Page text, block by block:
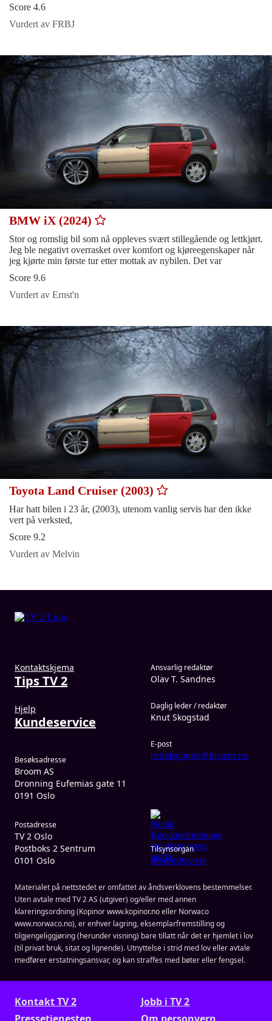
Score 4.6
Vurdert av FRBJ
BMW iX (2024)
Stor og romslig bil som nå oppleves svært stillegående og lettkjørt.
Jeg ble negativt overrasket over komfort og kjøreegenskaper når
jeg kjørte min første tur etter mottak av nybilen. Det var
Score 9.6
Vurdert av Ernst'n
Toyota Land Cruiser (2003)
Har hatt bilen i 23 år, (2003), utenom vanlig servis har den ikke
vert på verksted,
Score 9.2
Vurdert av Melvin
Kontaktskjema
Tips TV 2
Hjelp
Kundeservice
Ansvarlig redaktør
Olav T. Sandnes
Daglig leder / redaktør
Knut Skogstad
E-post
redaksjonen@broom.no
Besøksadresse
Broom AS
Dronning Eufemias gate 11
0191 Oslo
Tilsynsorgan
Medietilsynet
Postadresse
TV 2 Oslo
Postboks 2 Sentrum
0101 Oslo
Materialet på nettstedet er omfattet av åndsverklovens bestemmelser.
Uten avtale med TV 2 AS (utgiver) og/eller med annen
klareringsordning (Kopinor www.kopinor.no eller Norwaco
www.norwaco.no), er enhver lagring, eksemplarfremstilling og
tilgjengeliggjøring (herunder visning) bare tillatt når det er hjemlet i lov
(til privat bruk, sitat og lignende). Utnyttelse i strid med lov eller avtale
medfører erstatningsansvar, og kan straffes med bøter eller fengsel.
Kontakt TV 2
Jobb i TV 2